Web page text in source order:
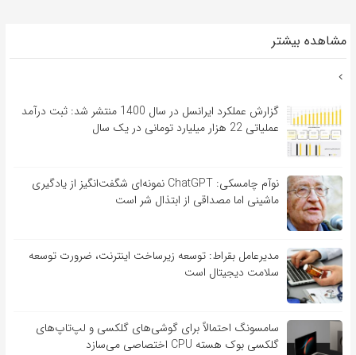
مشاهده بیشتر
گزارش عملکرد ایرانسل در سال 1400 منتشر شد: ثبت درآمد
عملیاتی 22 هزار میلیارد تومانی در یک سال
نوآم چامسکی: ChatGPT نمونه‌ای شگفت‌انگیز از یادگیری
ماشینی اما مصداقی از ابتذال شر است
مدیرعامل بقراط: توسعه زیرساخت اینترنت، ضرورت توسعه
سلامت دیجیتال است
سامسونگ احتمالاً برای گوشی‌های گلکسی و لپ‌تاپ‌های
گلکسی بوک هسته CPU اختصاصی می‌سازد